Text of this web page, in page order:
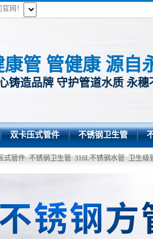
网！
康管 管健康 源自
铸造品牌 守护管道水质 永穗
双卡压式管件 不锈钢卫生管
式管件 不锈钢卫生管 316L不锈钢水管 卫生级